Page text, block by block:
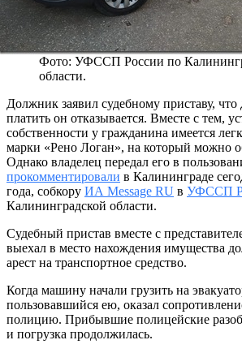
Фото: УФССП России по
области.
Должник заявил судебному приставу, что
платить он отказывается. Вместе с тем,
собственности у гражданина имеется
марки «Рено Логан», на который можно
Однако владелец передал его в
прокомментировали в Калининграде
года, собкору ИА Message RU в УФССП
Калининградской области.
Судебный пристав вместе с
выехал в место нахождения имущества
арест на транспортное средство.
Когда машину начали грузить на
пользовавшийся ею, оказал
полицию. Прибывшие полицейские
и погрузка продолжилась.